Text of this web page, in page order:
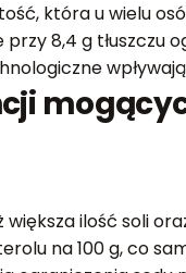
która u wielu
8,4 g tłuszczu
ilość soli
na 100 g, co